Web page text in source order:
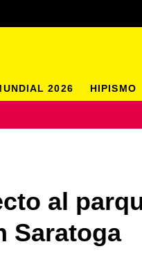
al
Saratoga
2026 HIPISMO